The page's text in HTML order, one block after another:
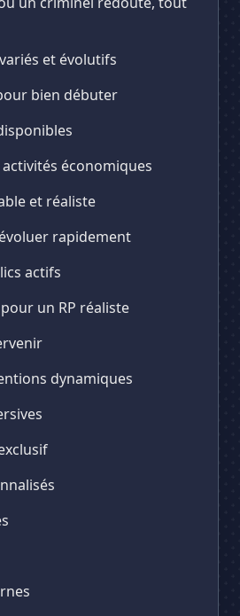
et évolutifs
bien débuter
économiques
et réaliste
rapidement
actifs
un RP réaliste
dynamiques